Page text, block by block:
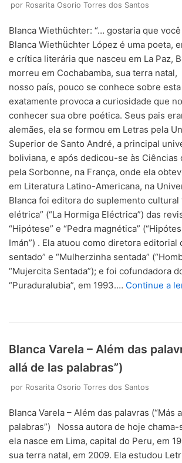
por Rosarita Osorio Torres dos Santos
Blanca Wiethüchter: “… gostaria que você
Blanca Wiethüchter López é uma poeta,
e crítica literária que nasceu em La Paz,
morreu em Cochabamba, sua terra natal,
nosso país, pouco se conhece sobre
exatamente provoca a curiosidade que
conhecer sua obre poética. Seus pais
alemães, ela se formou em Letras pela
Superior de Santo André, a principal
boliviana, e após dedicou-se às Ciências
pela Sorbonne, na França, onde ela
em Literatura Latino-Americana, na
Blanca foi editora do suplemento cultural
elétrica” (“La Hormiga Eléctrica”) ​​das
“Hipótese” e “Pedra magnética”
Imán”) . Ela atuou como diretora editorial
sentado” e “Mulherzinha sentada”
“Mujercita Sentada”); e foi cofundadora
“Puraduralubia”, em 1993.… Continue a
Blanca Varela – Além das
allá de las palabras”)
por Rosarita Osorio Torres dos Santos
Blanca Varela – Além das palavras (“Más
palabras”) Nossa autora de hoje chama-
ela nasce em Lima, capital do Peru, em
sua terra natal, em 2009. Ela estudou